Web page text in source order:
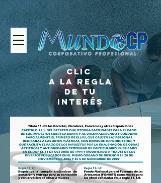
CLIC
A LA REGLA
DE TU
INTERÉS